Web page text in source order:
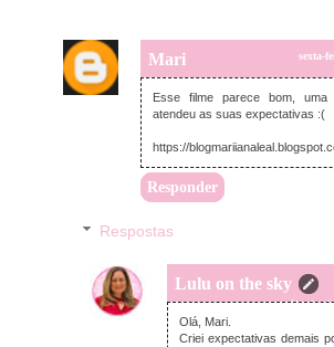
Mari sexta-
Esse filme parece bom,
atendeu as suas expectativas :(
https://
Responder
Respostas
Lulu on the sky
sábado,
Olá, Mari.
Criei expectativas demais